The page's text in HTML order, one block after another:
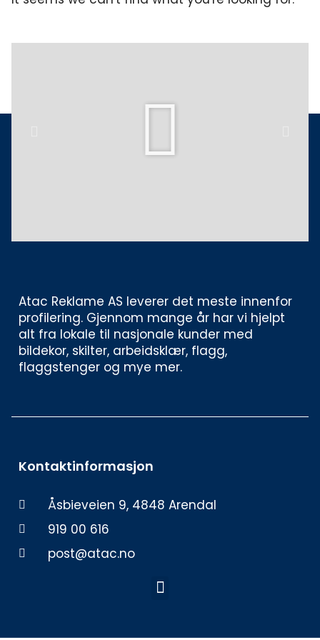
Atac Reklame AS leverer det meste innenfor
profilering. Gjennom mange år har vi hjelpt
alt fra lokale til nasjonale kunder med
bildekor, skilter, arbeidsklær, flagg,
flaggstenger og mye mer.
Kontaktinformasjon
Åsbieveien 9, 4848 Arendal
919 00 616
post@atac.no
Meny